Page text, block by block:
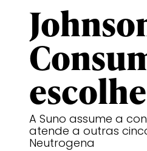
A Suno assume a
atende a outras
Neutrogena